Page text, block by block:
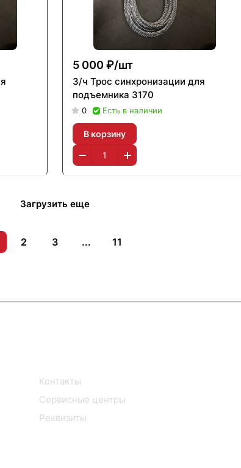
5 000 ₽/шт
З/ч Трос синхронизации для
подъемника 3170
0 Есть в наличии
В корзину
Загрузить еще
2 3 ... 11
Контакты
Сервисные центры
Реквизиты